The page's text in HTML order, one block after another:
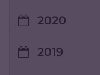
2020
2019